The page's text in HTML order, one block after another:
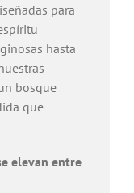
para
hasta
bosque
que
elevan entre